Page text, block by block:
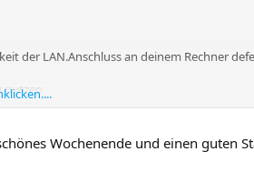
der LAN.Anschluss an deinem Rechner
nutzen
Wochenende und einen guten